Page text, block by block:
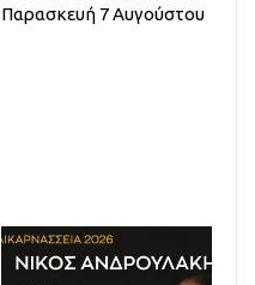
Παρασκευή 7 Αυγούστου